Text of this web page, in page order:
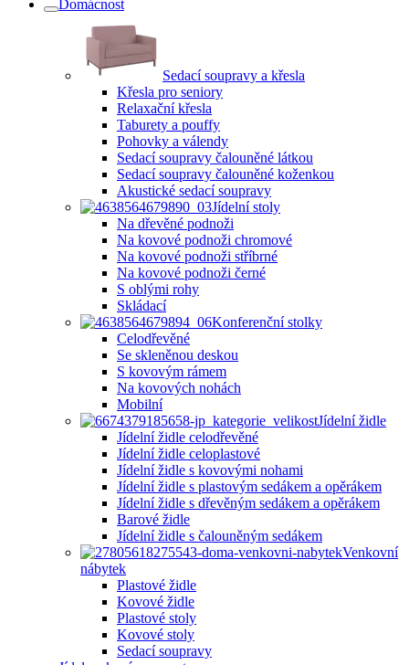
Domácnost
Sedací soupravy a křesla
Křesla pro seniory
Relaxační křesla
Taburety a pouffy
Pohovky a válendy
Sedací soupravy čalouněné látkou
Sedací soupravy čalouněné koženkou
Akustické sedací soupravy
Jídelní stoly
Na dřevěné podnoži
Na kovové podnoži chromové
Na kovové podnoži stříbrné
Na kovové podnoži černé
S oblými rohy
Skládací
Konferenční stolky
Celodřevěné
Se skleněnou deskou
S kovovým rámem
Na kovových nohách
Mobilní
Jídelní židle
Jídelní židle celodřevěné
Jídelní židle celoplastové
Jídelní židle s kovovými nohami
Jídelní židle s plastovým sedákem a opěrákem
Jídelní židle s dřevěným sedákem a opěrákem
Barové židle
Jídelní židle s čalouněným sedákem
Venkovní
nábytek
Plastové židle
Kovové židle
Plastové stoly
Kovové stoly
Sedací soupravy